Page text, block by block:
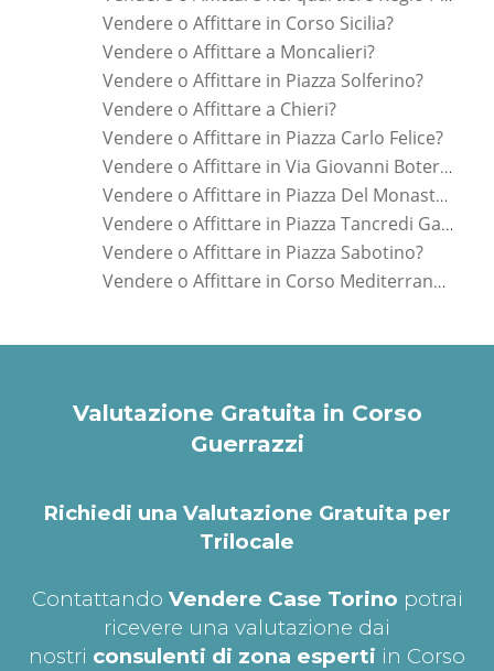
Vendere o Affittare in Corso Sicilia?
Vendere o Affittare a Moncalieri?
Vendere o Affittare in Piazza Solferino?
Vendere o Affittare a Chieri?
Vendere o Affittare in Piazza Carlo Felice?
Vendere o Affittare in Via Giovanni Botero?
Vendere o Affittare in Piazza Del Monastero?
Vendere o Affittare in Piazza Tancredi Galimberti?
Vendere o Affittare in Piazza Sabotino?
Vendere o Affittare in Corso Mediterraneo?
Valutazione Gratuita in Corso
Guerrazzi
Richiedi una Valutazione Gratuita per
Trilocale
Contattando Vendere Case Torino potrai
ricevere una valutazione dai
nostri consulenti di zona esperti in Corso